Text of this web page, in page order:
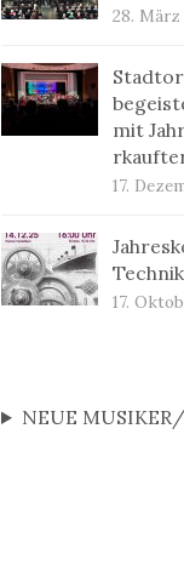
28. März
mit
17.
17.
NEUE